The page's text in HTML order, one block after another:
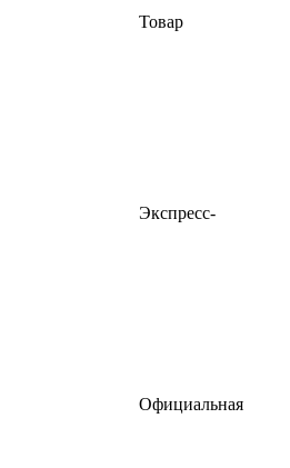
Товар
Экспресс-
Официальная